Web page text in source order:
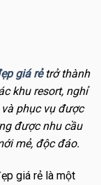
giá rẻ trở thành
khu resort, nghỉ
phục vụ được
được nhu cầu
mẻ, độc đáo.
giá rẻ là một